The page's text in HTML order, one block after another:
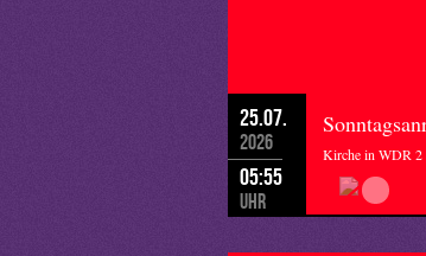
25.07.
2026
05:55
Uhr
Kirche in WDR 2